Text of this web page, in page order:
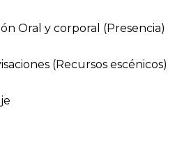
Oral y corporal (Presencia)
(Recursos escénicos)